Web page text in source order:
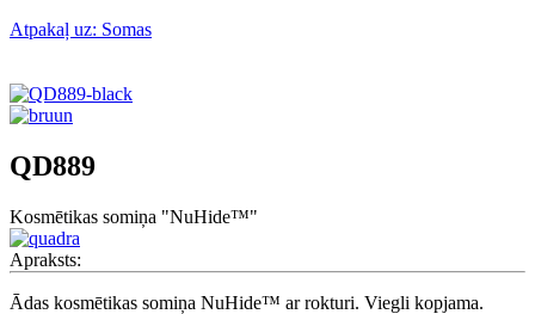
Atpakaļ uz: Somas
QD889
Kosmētikas somiņa "NuHide™"
Apraksts:
Ādas kosmētikas somiņa NuHide™ ar rokturi. Viegli kopjama.